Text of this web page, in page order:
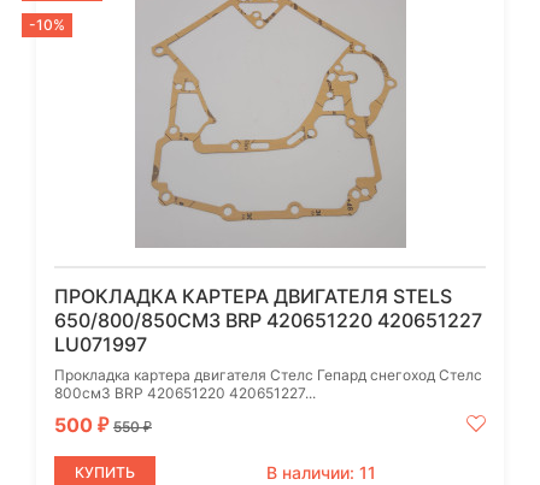
-10%
ПРОКЛАДКА КАРТЕРА ДВИГАТЕЛЯ STELS
650/800/850СМ3 BRP 420651220 420651227
LU071997
Прокладка картера двигателя Стелс Гепард снегоход Стелс
800см3 BRP 420651220 420651227...
500 ₽ 550₽
КУПИТЬ В наличии: 11